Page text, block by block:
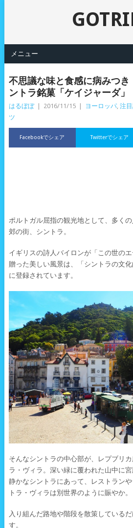
メニュー
不思議な味と食感に病みつ
ントラ銘菓「ケイジャーダ」
はるぼぼ 2016/11/15 ヨーロッパ, 注
ツ
Facebookでシェア Twitterでシェア
ポルトガル屈指の観光地として、多く
郊の街、シントラ。
イギリスの詩人バイロンが「この世の
贈った美しい風景は、「シントラの文
に登録されています。
そんなシントラの中心部が、レプブリ
ラ・ヴィラ。深い緑に覆われた山中に
静かなシントラにあって、レストラン
トラ・ヴィラは別世界のように賑やか。
入り組んだ路地や階段を散策している
す。